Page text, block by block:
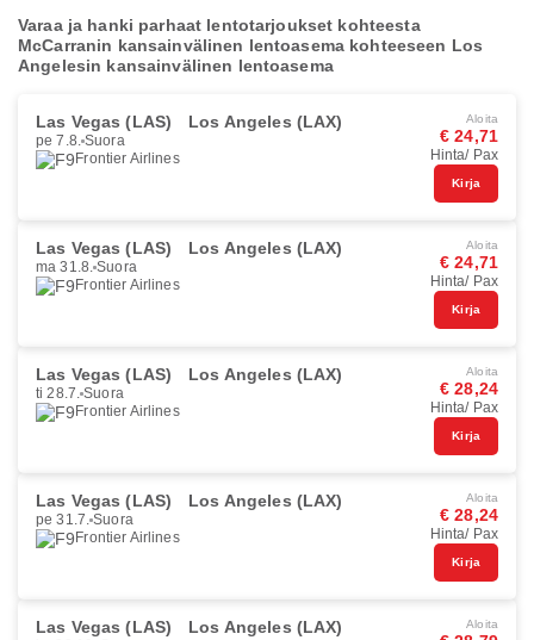
Varaa ja hanki parhaat lentotarjoukset kohteesta
McCarranin kansainvälinen lentoasema kohteeseen Los
Angelesin kansainvälinen lentoasema
Las Vegas (LAS) Los Angeles (LAX)
pe 7.8. Suora
Frontier Airlines
Aloita
€ 24,71
Hinta/ Pax
Kirja
Las Vegas (LAS) Los Angeles (LAX)
ma 31.8. Suora
Frontier Airlines
Aloita
€ 24,71
Hinta/ Pax
Kirja
Las Vegas (LAS) Los Angeles (LAX)
ti 28.7. Suora
Frontier Airlines
Aloita
€ 28,24
Hinta/ Pax
Kirja
Las Vegas (LAS) Los Angeles (LAX)
pe 31.7. Suora
Frontier Airlines
Aloita
€ 28,24
Hinta/ Pax
Kirja
Las Vegas (LAS) Los Angeles (LAX) Aloita